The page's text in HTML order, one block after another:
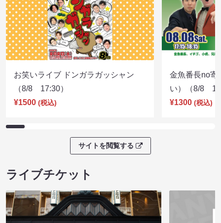
お笑いライブ ドンガラガッシャン
（8/8 17:30）
¥1500 (税込)
金魚番長no寄
い）（8/8
¥1300 (税込)
サイトを閲覧する
ライブチケット